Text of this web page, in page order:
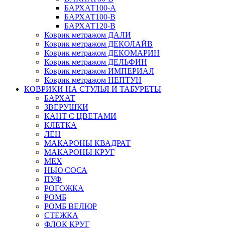
БАРХАТ100-A
БАРХАТ100-B
БАРХАТ120-B
Коврик метражом ДАЛИ
Коврик метражом ДЕКОЛАЙВ
Коврик метражом ДЕКОМАРИН
Коврик метражом ДЕЛЬФИН
Коврик метражом ИМПЕРИАЛ
Коврик метражом НЕПТУН
КОВРИКИ НА СТУЛЬЯ И ТАБУРЕТЫ
БАРХАТ
ЗВЕРУШКИ
КАНТ С ЦВЕТАМИ
КЛЕТКА
ЛЕН
МАКАРОНЫ КВАДРАТ
МАКАРОНЫ КРУГ
МЕХ
НЬЮ СОСА
ПУФ
РОГОЖКА
РОМБ
РОМБ ВЕЛЮР
СТЕЖКА
ФЛОК КРУГ